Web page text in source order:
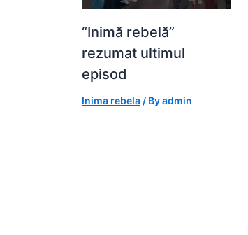
“Inimă rebelă”
rezumat ultimul
episod
Inima rebela / Byadmin